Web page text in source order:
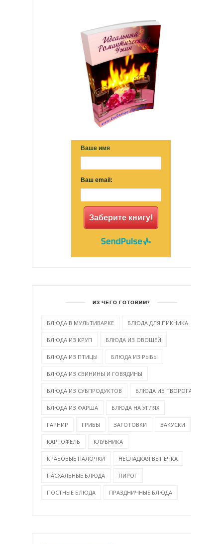
Ваше имя
Ваш email:
Заберите книгу!
ИЗ ЧЕГО ГОТОВИМ?
БЛЮДА В МУЛЬТИВАРКЕ БЛЮДА ДЛЯ ПИКНИКА
БЛЮДА ИЗ КРУП БЛЮДА ИЗ ОВОЩЕЙ
БЛЮДА ИЗ ПТИЦЫ БЛЮДА ИЗ РЫБЫ
БЛЮДА ИЗ СВИНИНЫ И ГОВЯДИНЫ
БЛЮДА ИЗ СУБПРОДУКТОВ БЛЮДА ИЗ ТВОРОГА
БЛЮДА ИЗ ФАРША БЛЮДА НА УГЛЯХ
ГАРНИР ГРИБЫ ЗАГОТОВКИ ЗАКУСКИ
КАРТОФЕЛЬ КЛУБНИКА
КРАБОВЫЕ ПАЛОЧКИ НЕСЛАДКАЯ ВЫПЕЧКА
ПАСХАЛЬНЫЕ БЛЮДА ПИРОГ
ПОСТНЫЕ БЛЮДА ПРАЗДНИЧНЫЕ БЛЮДА